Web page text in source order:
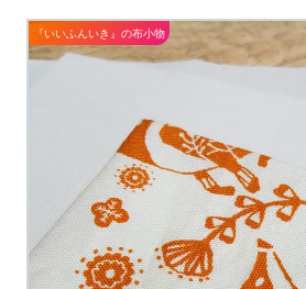
『いいふんいき』の布小物